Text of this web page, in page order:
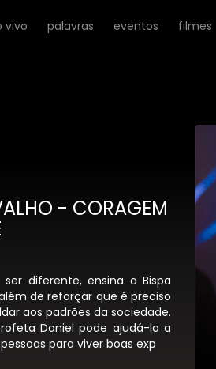
vivo palavras eventos filmes
- CORAGEM
diferente, ensina a Bispa
de reforçar que é preciso
aos padrões da sociedade.
Daniel pode ajudá-lo a
para viver boas exp